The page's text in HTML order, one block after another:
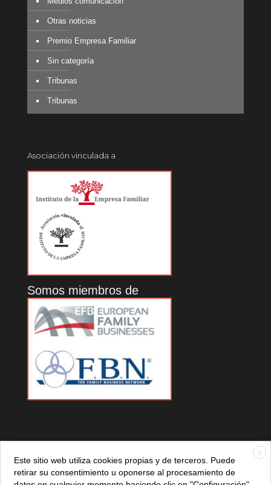
Otras noticias
Premio Empresa Familiar
Sin categoría
Tribunas
Tribunas
Asociación vinculada a
Somos miembros de
X
Este sitio web utiliza cookies propias y de terceros. Puede
retirar su consentimiento u oponerse al procesamiento de